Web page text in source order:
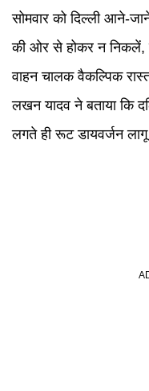
सोमवार को दिल्ली आने-
की ओर से होकर न निकलें,
वाहन चालक वैकल्पिक
लखन यादव ने बताया कि
लगते ही रूट डायवर्जन लागू